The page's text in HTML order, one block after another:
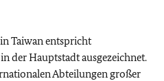
Taiwan entspricht
der Hauptstadt ausgezeichnet.
Abteilungen großer